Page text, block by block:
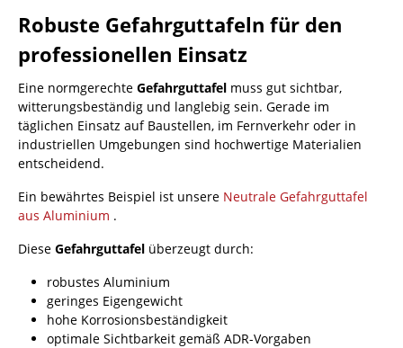
Robuste Gefahrguttafeln für den
professionellen Einsatz
Eine normgerechte Gefahrguttafel muss gut sichtbar,
witterungsbeständig und langlebig sein. Gerade im
täglichen Einsatz auf Baustellen, im Fernverkehr oder in
industriellen Umgebungen sind hochwertige Materialien
entscheidend.
Ein bewährtes Beispiel ist unsere Neutrale Gefahrguttafel
aus Aluminium .
Diese Gefahrguttafel überzeugt durch:
robustes Aluminium
geringes Eigengewicht
hohe Korrosionsbeständigkeit
optimale Sichtbarkeit gemäß ADR-Vorgaben